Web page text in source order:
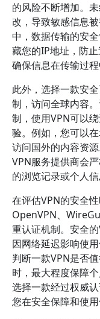
的风险不断增加。
改，导致敏感信息
中，数据传输的安
藏您的IP地址，防
确保信息在传输过程
此外，选择一款安
制，访问全球内容
制，使用VPN可以
验。例如，您可以
访问国外的内容资
VPN服务提供商会
的浏览记录或个人
在评估VPN的安全
OpenVPN、
重认证机制。安全
因网络延迟影响使
判断一款VPN是否
时，最大程度保障
选择一款经过权威
您在安全保障和使